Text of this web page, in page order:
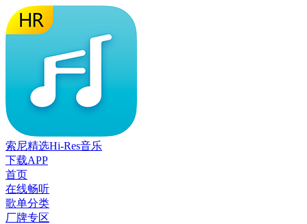
索尼精选Hi-Res音乐
下载APP
首页
在线畅听
歌单分类
厂牌专区